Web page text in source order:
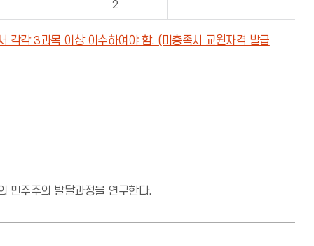
2
각각 3과목 이상 이수하여야 함. (미충족시 교원자격 발급
민주주의 발달과정을 연구한다.